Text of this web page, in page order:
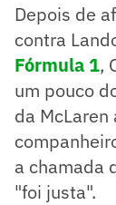
Depois de
contra
Fórmula 1,
um pouco
da
a chamada
"foi justa".